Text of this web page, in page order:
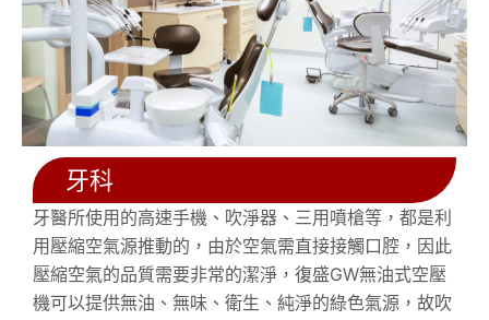
牙科
牙醫所使用的高速手機、吹淨器、三用噴槍等，都是利
用壓縮空氣源推動的，由於空氣需直接接觸口腔，因此
壓縮空氣的品質需要非常的潔淨，復盛GW無油式空壓
機可以提供無油、無味、衛生、純淨的綠色氣源，故吹